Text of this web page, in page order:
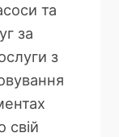
та
за
з
свій